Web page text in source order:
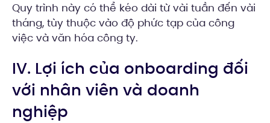
Quy trình này có thể kéo dài từ vài tuần đến vài
tháng, tùy thuộc vào độ phức tạp của công
việc và văn hóa công ty.
IV. Lợi ích của onboarding đối
với nhân viên và doanh
nghiệp